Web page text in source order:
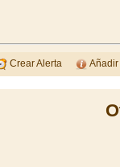
Crear Alerta